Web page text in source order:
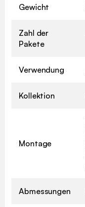
Gewicht
Zahl der
Pakete
Verwendung
Kollektion
Montage
Abmessungen